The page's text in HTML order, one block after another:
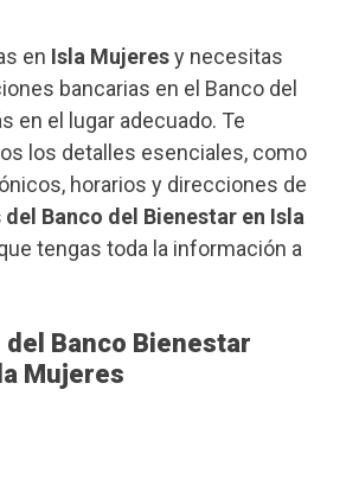
en Isla Mujeresy necesitas
bancarias en el Banco del
en el lugar adecuado. Te
los detalles esenciales, como
horarios y direcciones de
Banco del Bienestar en Isla
tengas toda la información a
Banco Bienestar
Mujeres